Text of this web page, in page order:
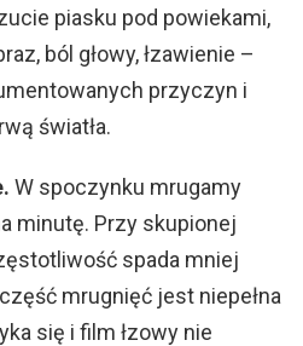
d
e
o
piasku pod powiekami,
ból głowy, łzawienie –
przyczyn i
światła.
W spoczynku mrugamy
minutę. Przy skupionej
spada mniej
mrugnięć jest niepełna
się i film łzowy nie